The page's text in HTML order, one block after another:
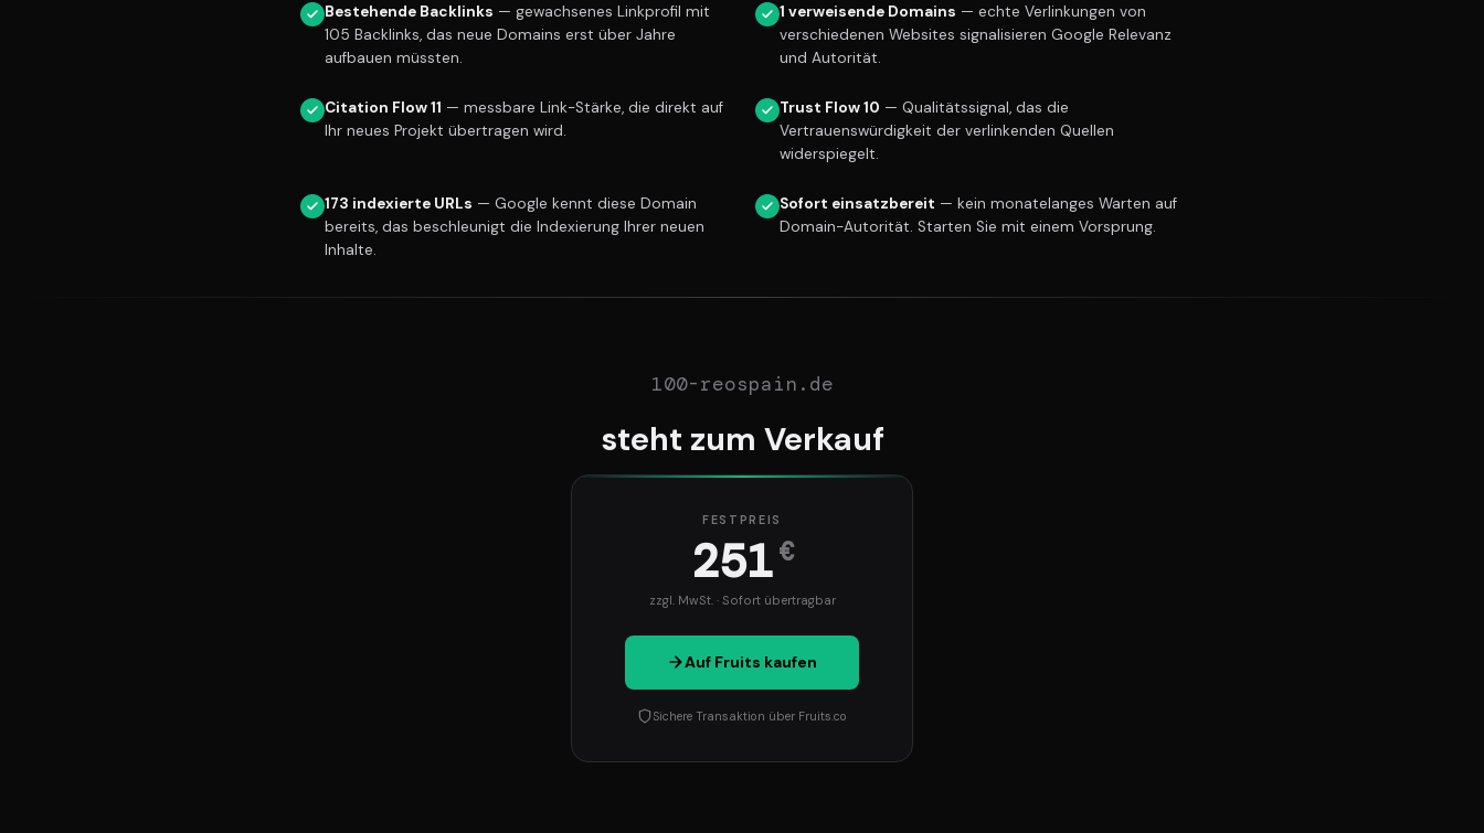
Bestehende Backlinks — gewachsenes Linkprofil mit
105 Backlinks, das neue Domains erst über Jahre
aufbauen müssten.
1 verweisende Domains — echte Verlinkungen von
verschiedenen Websites signalisieren Google Relevanz
und Autorität.
Citation Flow 11 — messbare Link-Stärke, die direkt auf
Ihr neues Projekt übertragen wird.
Trust Flow 10 — Qualitätssignal, das die
Vertrauenswürdigkeit der verlinkenden Quellen
widerspiegelt.
173 indexierte URLs — Google kennt diese Domain
bereits, das beschleunigt die Indexierung Ihrer neuen
Inhalte.
Sofort einsatzbereit — kein monatelanges Warten auf
Domain-Autorität. Starten Sie mit einem Vorsprung.
100-reospain.de
steht zum Verkauf
FESTPREIS
251 €
zzgl. MwSt. · Sofort übertragbar
Auf Fruits kaufen
Sichere Transaktion über Fruits.co